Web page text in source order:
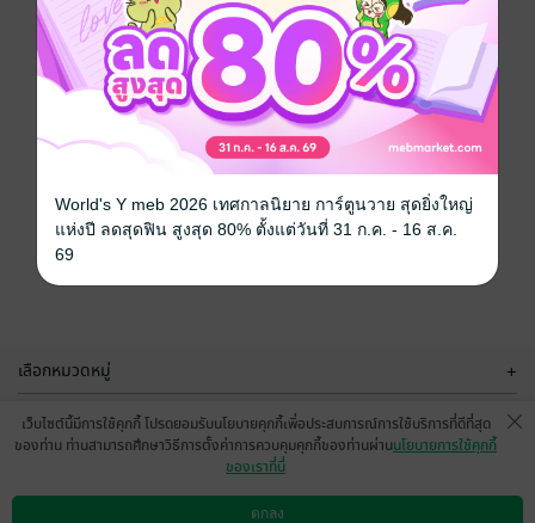
เลือกหมวดหมู่ +
บริการช่วยเหลือ +
เว็บไซต์นี้มีการใช้คุกกี้ โปรดยอมรับนโยบายคุกกี้เพื่อประสบการณ์การใช้บริการที่ดีที่สุด
ของท่าน ท่านสามารถศึกษาวิธีการตั้งค่าการควบคุมคุกกี้ของท่านผ่านนโยบายการใช้คุกกี้
ของเราที่นี่
ตกลง
World's Y meb 2026 เทศกาลนิยาย การ์ตูนวาย สุดยิ่งใหญ่
แห่งปี ลดสุดฟิน สูงสุด 80% ตั้งแต่วันที่ 31 ก.ค. - 16 ส.ค.
69